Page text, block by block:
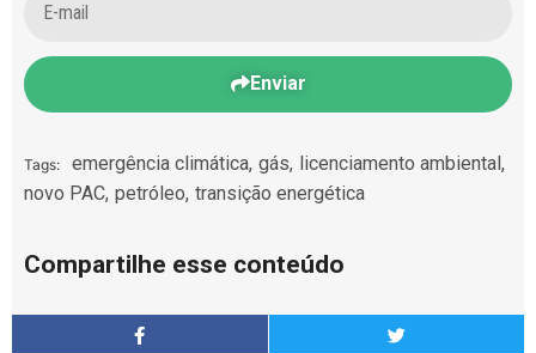
Enviar
Tags: emergência climática, gás, licenciamento ambiental,
novo PAC, petróleo, transição energética
Compartilhe esse conteúdo